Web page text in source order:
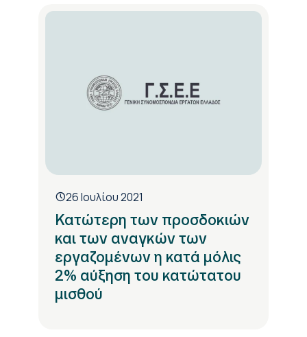
26 Ιουλίου 2021
Κατώτερη των προσδοκιών
και των αναγκών των
εργαζομένων η κατά μόλις
2% αύξηση του κατώτατου
μισθού